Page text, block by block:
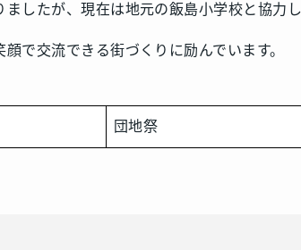
したが、現在は地元の飯島小学校と協力
で交流できる街づくりに励んでいます。
団地祭